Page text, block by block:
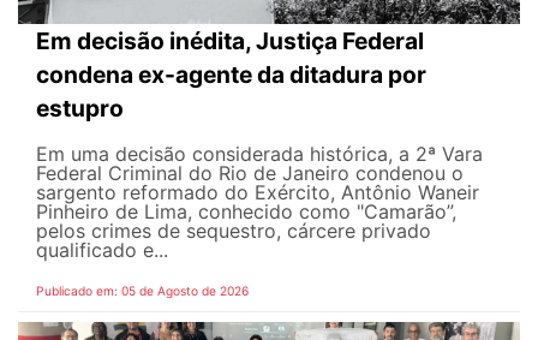
Em decisão inédita, Justiça Federal
condena ex-agente da ditadura por
estupro
Em uma decisão considerada histórica, a 2ª Vara
Federal Criminal do Rio de Janeiro condenou o
sargento reformado do Exército, Antônio Waneir
Pinheiro de Lima, conhecido como "Camarão”,
pelos crimes de sequestro, cárcere privado
qualificado e...
Publicado em: 05 de Agosto de 2026